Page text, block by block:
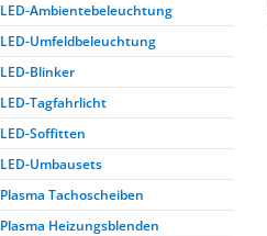
LED-Ambientebeleuchtung
LED-Umfeldbeleuchtung
LED-Blinker
LED-Tagfahrlicht
LED-Soffitten
LED-Umbausets
Plasma Tachoscheiben
Plasma Heizungsblenden